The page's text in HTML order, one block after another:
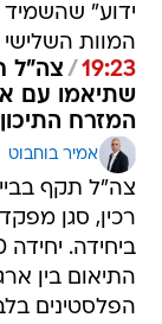
ידוע" שהשמיד
המוות השלישי
19:23
/ צה"ל
שתיאמו עם
המזרח התיכון
אמיר בוחבוט
צה"ל תקף
התיאום בין
הפלסטינים